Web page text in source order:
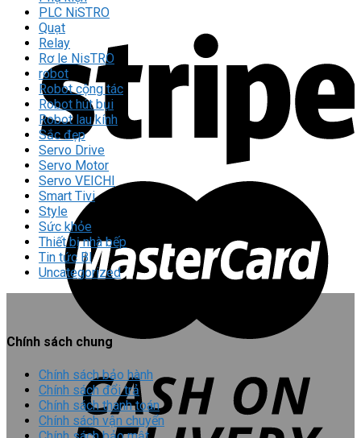
PLC NiSTRO
Quạt
Relay
Rơ le NisTRO
robot
Robot cộng tác
Robot hút bụi
Robot lau kính
Sắc đẹp
Servo Drive
Servo Motor
Servo VEICHI
Smart Tivi
Style
Sức khỏe
Thiết bị nhà bếp
Tin tức Bl
Uncategorized
Chính sách chung
Chính sách bảo hành
Chính sách đổi trả
Chính sách thanh toán
Chính sách vận chuyển